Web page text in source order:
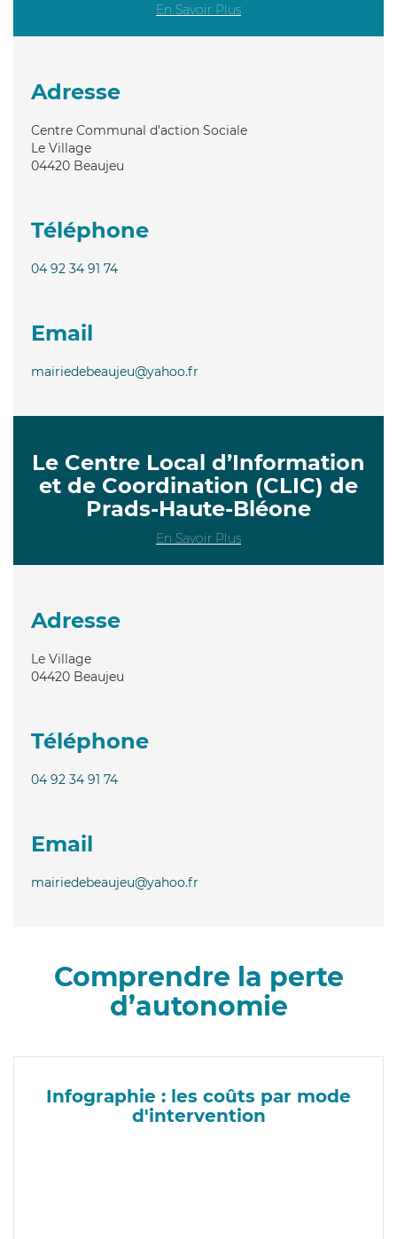
En Savoir Plus
Adresse
Centre Communal d'action Sociale
Le Village
04420 Beaujeu
Téléphone
04 92 34 91 74
Email
mairiedebeaujeu@yahoo.fr
Le Centre Local d’Information
et de Coordination (CLIC) de
Prads-Haute-Bléone
En Savoir Plus
Adresse
Le Village
04420 Beaujeu
Téléphone
04 92 34 91 74
Email
mairiedebeaujeu@yahoo.fr
Comprendre la perte
d’autonomie
Infographie : les coûts par mode
d'intervention